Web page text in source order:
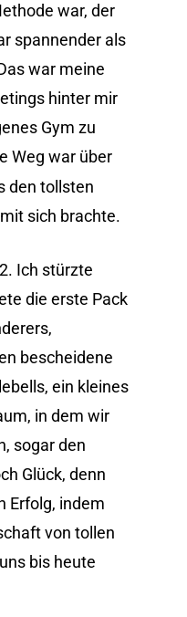
war, der
spannender als
war meine
hinter mir
Gym zu
Weg war über
den tollsten
sich brachte.
Ich stürzte
die erste Pack
bescheidene
ein kleines
in dem wir
sogar den
Glück, denn
Erfolg, indem
von tollen
bis heute